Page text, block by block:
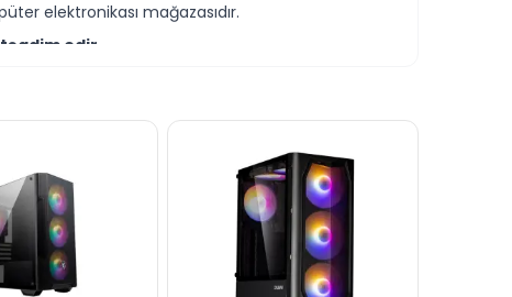
elektronikası mağazasıdır.
edir.
həmçinin KREDİT şərtləri ilə əldə edə
bilərsiniz.
canlı dəstək xəttində cavablandırmağa hər